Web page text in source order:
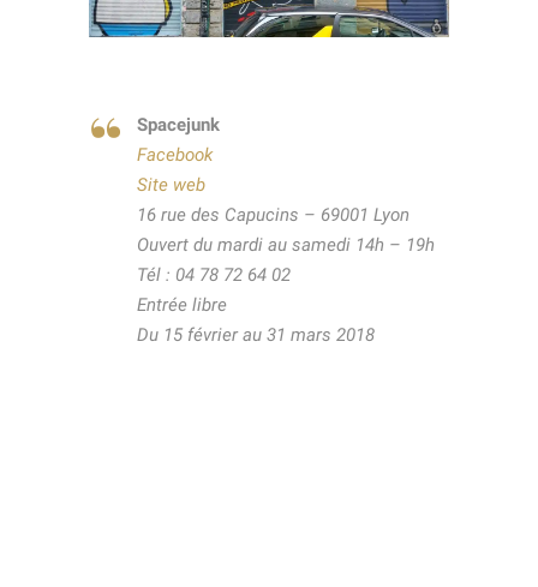
Spacejunk
Facebook
Site web
16 rue des Capucins – 69001 Lyon
Ouvert du mardi au samedi 14h – 19h
Tél : 04 78 72 64 02
Entrée libre
Du 15 février au 31 mars 2018